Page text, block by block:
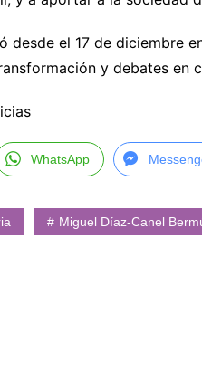
desde el 17 de diciembre
y debates en
WhatsApp
Miguel Díaz-Canel